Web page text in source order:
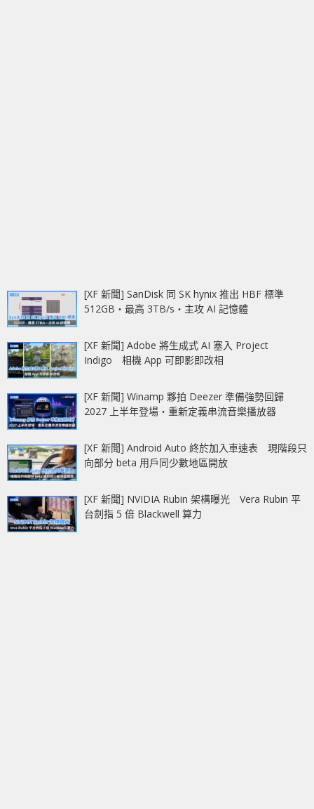
[XF 新聞] SanDisk 同 SK hynix 推出 HBF 標準
512GB‧最高 3TB/s‧主攻 AI 記憶體
[XF 新聞] Adobe 將生成式 AI 塞入 Project
Indigo 相機 App 可即影即改相
[XF 新聞] Winamp 夥拍 Deezer 準備強勢回歸
2027 上半年登場‧重新定義串流音樂播放器
[XF 新聞] Android Auto 終於加入車速表 現階段只
向部分 beta 用戶同少數地區開放
[XF 新聞] NVIDIA Rubin 架構曝光 Vera Rubin 平
台劍指 5 倍 Blackwell 算力